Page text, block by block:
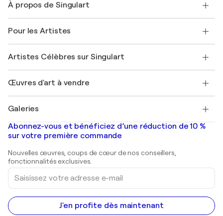
Expédition
Offrir une carte cadeau
Rejoignez notre programme commercial
Mon compte
+33 1 76 44 06 42
À propos de Singulart
FAQ
Magazine Singulart
Emplois
Découvrez une sélection d'art original
Pour les Artistes
Se connecter en tant qu'Artiste
Artistes Célèbres sur Singulart
Marc Chagall
Banksy
Mr. Brainwash
Shepard Fairey
Œuvres d'art à vendre
Tableaux abstraits à vendre
Peintures de paysage
Estampes
Peintures acryliques
Galeries
Galeries d'art en France
Galeries d'art en Belgique
Abonnez-vous et bénéficiez d’une réduction de 10 %
sur votre première commande
Nouvelles œuvres, coups de cœur de nos conseillers,
fonctionnalités exclusives.
Saisissez
votre
adresse
e-
mail
J'en profite dès maintenant